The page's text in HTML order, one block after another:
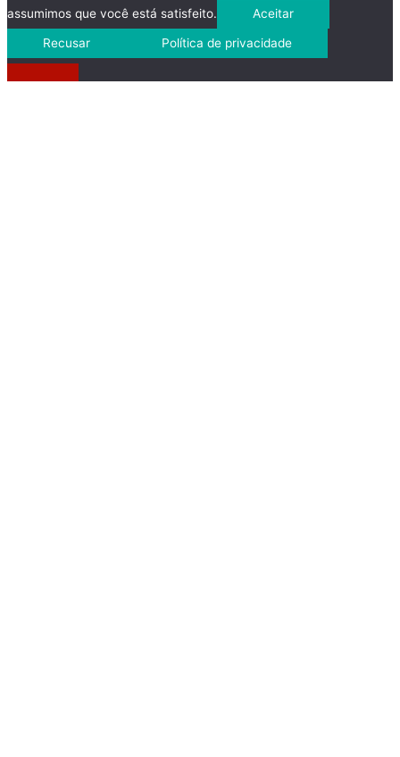
assumimos que você está satisfeito.
Aceitar
Recusar Política de privacidade